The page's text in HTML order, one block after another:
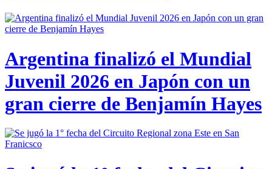
Argentina finalizó el Mundial
Juvenil 2026 en Japón con un
gran cierre de Benjamín Hayes